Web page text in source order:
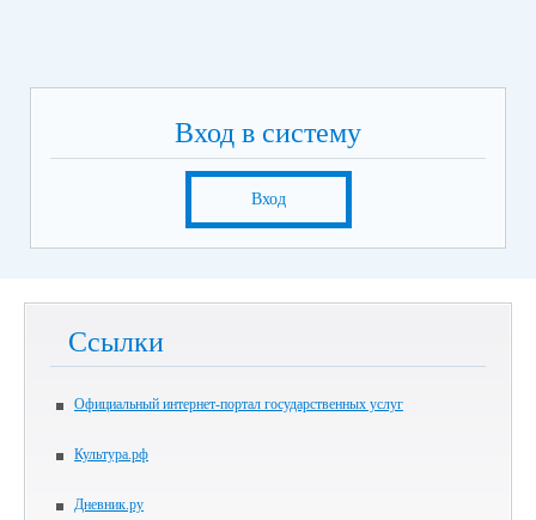
Вход в систему
Вход
Ссылки
Официальный интернет-портал государственных услуг
Культура.рф
Дневник.ру